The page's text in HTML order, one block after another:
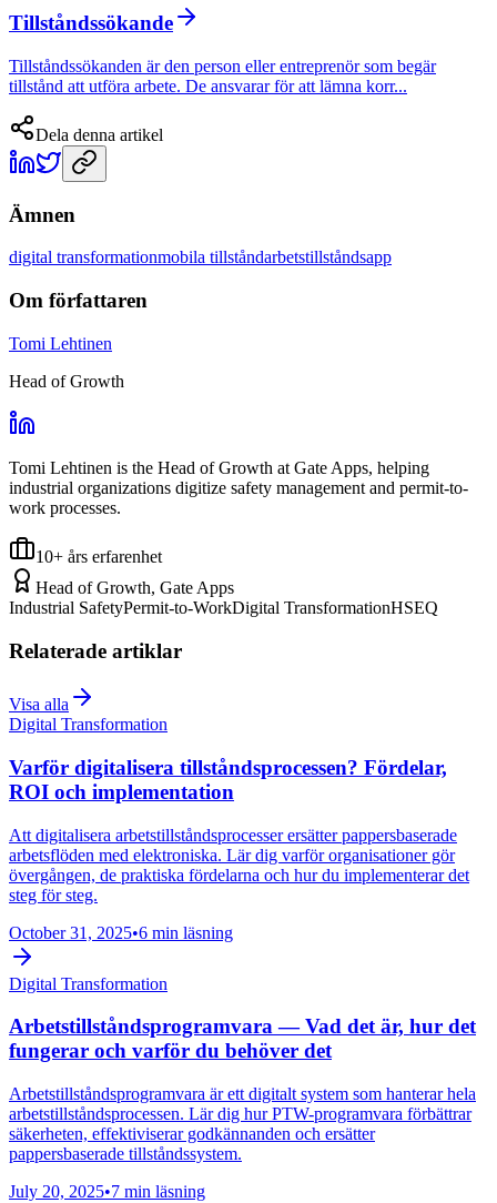
Tillståndssökande
Tillståndssökanden är den person eller entreprenör som begär
tillstånd att utföra arbete. De ansvarar för att lämna korr...
Dela denna artikel
Ämnen
digital transformationmobila tillståndarbetstillståndsapp
Om författaren
Tomi Lehtinen
Head of Growth
Tomi Lehtinen is the Head of Growth at Gate Apps, helping
industrial organizations digitize safety management and permit-to-
work processes.
10+ års erfarenhet
Head of Growth, Gate Apps
Industrial SafetyPermit-to-WorkDigital TransformationHSEQ
Relaterade artiklar
Visa alla
Digital Transformation
Varför digitalisera tillståndsprocessen? Fördelar,
ROI och implementation
Att digitalisera arbetstillståndsprocesser ersätter pappersbaserade
arbetsflöden med elektroniska. Lär dig varför organisationer gör
övergången, de praktiska fördelarna och hur du implementerar det
steg för steg.
October 31, 2025•6 min läsning
Digital Transformation
Arbetstillståndsprogramvara — Vad det är, hur det
fungerar och varför du behöver det
Arbetstillståndsprogramvara är ett digitalt system som hanterar hela
arbetstillståndsprocessen. Lär dig hur PTW-programvara förbättrar
säkerheten, effektiviserar godkännanden och ersätter
pappersbaserade tillståndssystem.
July 20, 2025•7 min läsning